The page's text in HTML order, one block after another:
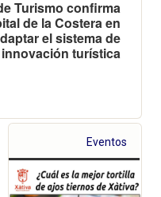
Turismo confirma
de la Costera en
el sistema de
innovación turística
Eventos